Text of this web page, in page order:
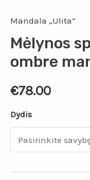
Mandala „Ulita“
Mėlynos
ombre
€78.00
Dydis